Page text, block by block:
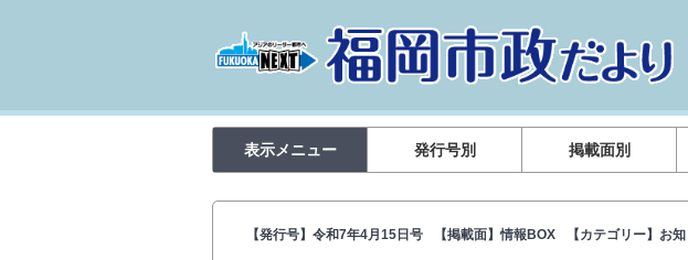
表示メニュー 発行号別 掲載面別
【発行号】令和7年4月15日号 【掲載面】情報BOX 【カテゴリー】お